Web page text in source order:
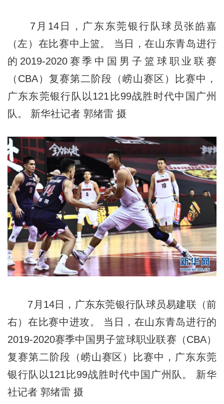
7月14日，广东东莞银行队球员张皓嘉
（左）在比赛中上篮。 当日，在山东青岛进行
的2019-2020赛季中国男子篮球职业联赛
（CBA）复赛第二阶段（崂山赛区）比赛中，
广东东莞银行队以121比99战胜时代中国广州
队。 新华社记者 郭绪雷 摄
7月14日，广东东莞银行队球员易建联（前
右）在比赛中进攻。 当日，在山东青岛进行的
2019-2020赛季中国男子篮球职业联赛（CBA）
复赛第二阶段（崂山赛区）比赛中，广东东莞
银行队以121比99战胜时代中国广州队。 新华
社记者 郭绪雷 摄